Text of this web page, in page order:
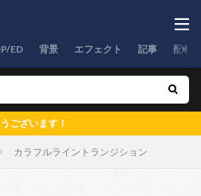
ED 背景 エフェクト 記事 配信
！
カラフルライントランジション